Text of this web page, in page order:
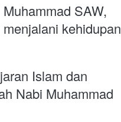
SAW,
kehidupan
Islam dan
Nabi Muhammad